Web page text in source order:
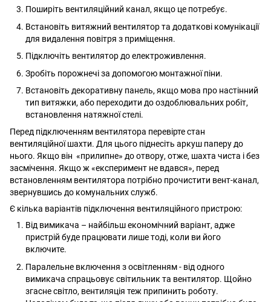
Поширіть вентиляційний канал, якщо це потребує.
Встановіть витяжний вентилятор та додаткові комунікації
для видалення повітря з приміщення.
Підключіть вентилятор до електроживлення.
Зробіть порожнечі за допомогою монтажної піни.
Встановіть декоративну панель, якщо мова про настінний
тип витяжки, або переходити до оздоблювальних робіт,
встановлення натяжної стелі.
Перед підключенням вентилятора перевірте стан
вентиляційної шахти. Для цього піднесіть аркуш паперу до
нього. Якщо він «прилипне» до отвору, отже, шахта чиста і без
засмічення. Якщо ж «експеримент не вдався», перед
встановленням вентилятора потрібно прочистити вент-канал,
звернувшись до комунальних служб.
Є кілька варіантів підключення вентиляційного пристрою:
Від вимикача – найбільш економічний варіант, адже
пристрій буде працювати лише тоді, коли ви його
включите.
Паралельне включення з освітленням - від одного
вимикача спрацьовує світильник та вентилятор. Щойно
згасне світло, вентиляція теж припинить роботу.